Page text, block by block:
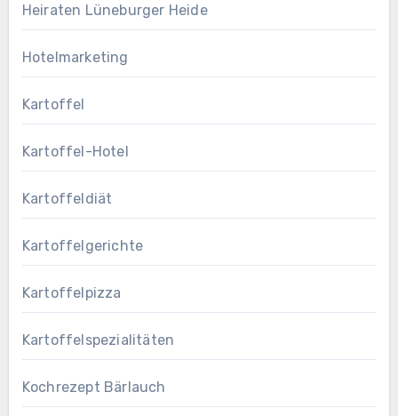
Heiraten Lüneburger Heide
Hotelmarketing
Kartoffel
Kartoffel-Hotel
Kartoffeldiät
Kartoffelgerichte
Kartoffelpizza
Kartoffelspezialitäten
Kochrezept Bärlauch